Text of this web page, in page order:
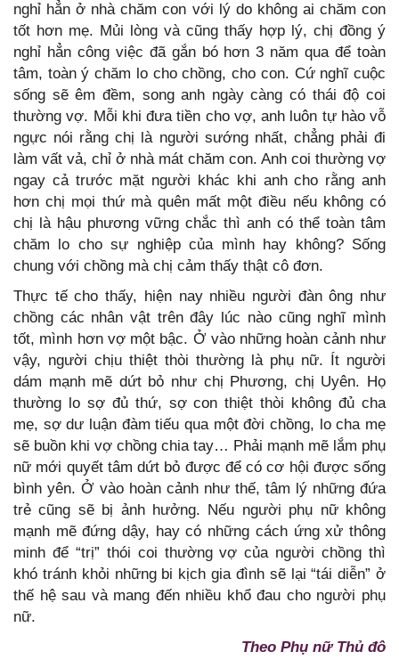
nghỉ hẳn ở nhà chăm con với lý do không ai chăm con
tốt hơn mẹ. Mủi lòng và cũng thấy hợp lý, chị đồng ý
nghỉ hẳn công việc đã gắn bó hơn 3 năm qua để toàn
tâm, toàn ý chăm lo cho chồng, cho con. Cứ nghĩ cuộc
sống sẽ êm đềm, song anh ngày càng có thái độ coi
thường vợ. Mỗi khi đưa tiền cho vợ, anh luôn tự hào vỗ
ngực nói rằng chị là người sướng nhất, chẳng phải đi
làm vất vả, chỉ ở nhà mát chăm con. Anh coi thường vợ
ngay cả trước mặt người khác khi anh cho rằng anh
hơn chị mọi thứ mà quên mất một điều nếu không có
chị là hậu phương vững chắc thì anh có thể toàn tâm
chăm lo cho sự nghiệp của mình hay không? Sống
chung với chồng mà chị cảm thấy thật cô đơn.
Thực tế cho thấy, hiện nay nhiều người đàn ông như
chồng các nhân vật trên đây lúc nào cũng nghĩ mình
tốt, mình hơn vợ một bậc. Ở vào những hoàn cảnh như
vậy, người chịu thiệt thòi thường là phụ nữ. Ít người
dám mạnh mẽ dứt bỏ như chị Phương, chị Uyên. Họ
thường lo sợ đủ thứ, sợ con thiệt thòi không đủ cha
mẹ, sợ dư luận đàm tiếu qua một đời chồng, lo cha mẹ
sẽ buồn khi vợ chồng chia tay… Phải mạnh mẽ lắm phụ
nữ mới quyết tâm dứt bỏ được để có cơ hội được sống
bình yên. Ở vào hoàn cảnh như thế, tâm lý những đứa
trẻ cũng sẽ bị ảnh hưởng. Nếu người phụ nữ không
mạnh mẽ đứng dậy, hay có những cách ứng xử thông
minh để “trị” thói coi thường vợ của người chồng thì
khó tránh khỏi những bi kịch gia đình sẽ lại “tái diễn” ở
thế hệ sau và mang đến nhiều khổ đau cho người phụ
nữ.
Theo Phụ nữ Thủ đô